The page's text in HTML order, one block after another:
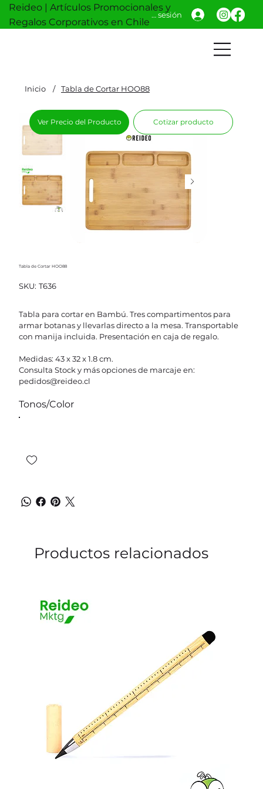
Reideo | Artículos Promocionales y
Regalos Corporativos en Chile
Iniciar sesión
Inicio / Tabla de Cortar HOO88
Tabla de Cortar HOO88
SKU: SKU
T636
T636
Tabla para cortar en Bambú. Tres compartimentos para
armar botanas y llevarlas directo a la mesa. Transportable
con manija incluida. Presentación en caja de regalo.
Medidas: 43 x 32 x 1.8 cm.
Consulta Stock y más opciones de marcaje en:
pedidos@reideo.cl
Tonos/Color
Ver Precio del Producto Cotizar producto
Productos relacionados